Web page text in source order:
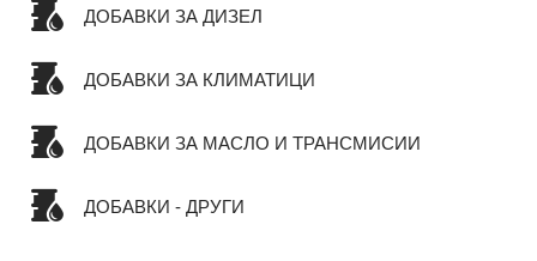
ДОБАВКИ ЗА ДИЗЕЛ
ДОБАВКИ ЗА КЛИМАТИЦИ
ДОБАВКИ ЗА МАСЛО И ТРАНСМИСИИ
ДОБАВКИ - ДРУГИ